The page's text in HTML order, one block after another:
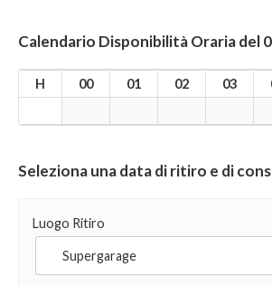
Calendario Disponibilità Oraria del
H 00 01 02 03
Seleziona una data di ritiro e di
Luogo Ritiro